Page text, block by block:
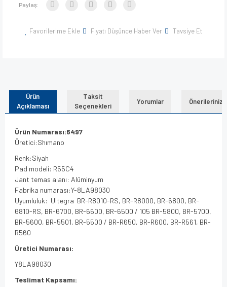
Paylaş:
Favorilerime Ekle Fiyatı Düşünce Haber Ver Tavsiye Et
Ürün
Açıklaması
Taksit
Seçenekleri
Yorumlar Önerileriniz
Ürün Numarası:6497
Üretici:Shımano
Renk:Siyah
Pad modeli: R55C4
Jant temas alanı: Alüminyum
Fabrika numarası:Y-8LA98030
Uyumluluk: Ultegra BR-R8010-RS, BR-R8000, BR-6800, BR-
6810-RS, BR-6700, BR-6600, BR-6500 / 105 BR-5800, BR-5700,
BR-5600, BR-5501, BR-5500 / BR-R650, BR-R600, BR-R561, BR-
R560
Üretici Numarası:
Y8LA98030
Teslimat Kapsamı: